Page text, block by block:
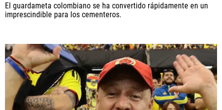
El guardameta colombiano se ha convertido rápidamente en un
imprescindible para los cementeros.